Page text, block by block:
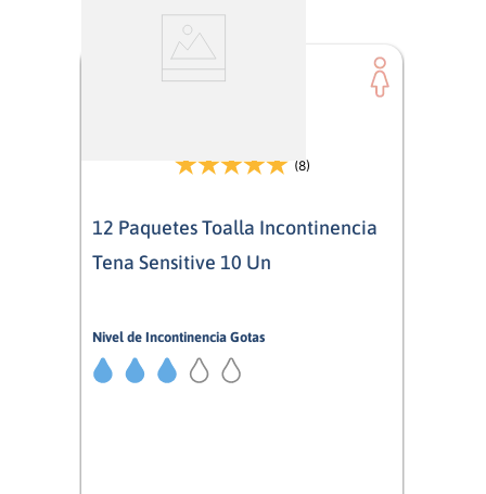
(8)
12 Paquetes Toalla Incontinencia
Tena Sensitive 10 Un
Nivel de Incontinencia Gotas
3/5